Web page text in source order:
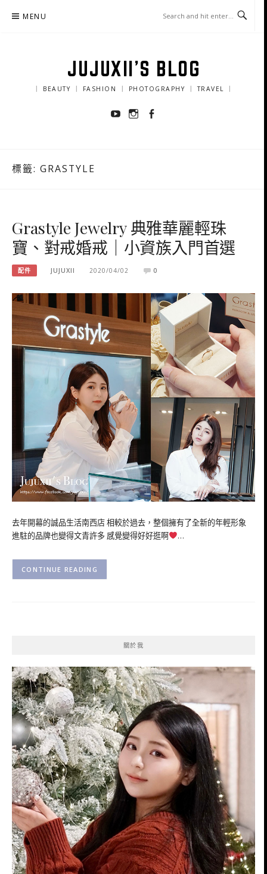
MENU
JUJUXII'S BLOG
｜ BEAUTY ｜ FASHION ｜ PHOTOGRAPHY ｜ TRAVEL ｜
YoutubeInstagram
標籤: GRASTYLE
Grastyle Jewelry 典雅華麗輕珠
寶、對戒婚戒｜小資族入門首選
配件 JUJUXII 2020/04/02 0
去年開幕的誠品生活南西店 相較於過去，整個擁有了全新的年輕形象
進駐的品牌也變得文青許多 感覺變得好好逛啊
…
CONTINUE READING
關於我